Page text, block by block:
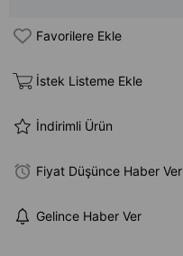
Favorilere Ekle
İstek Listeme Ekle
İndirimli Ürün
Fiyat Düşünce Haber Ver
Gelince Haber Ver